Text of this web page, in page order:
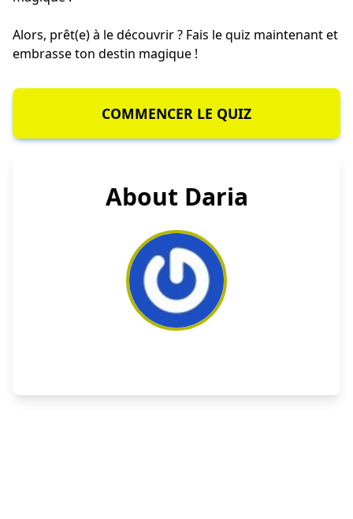
Alors, prêt(e) à le découvrir ? Fais le quiz maintenant et
embrasse ton destin magique !
COMMENCER LE QUIZ
About Daria